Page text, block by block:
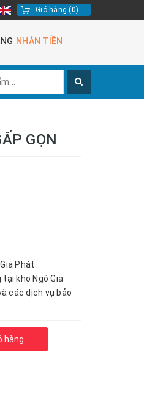
Giỏ hàng (0)
NHẬN TIỀN
GỌN
Phát
kho Ngô Gia
các dịch vụ bảo
hàng